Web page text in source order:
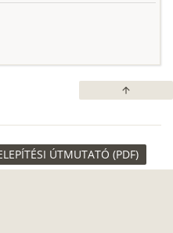
arrow_upward
ÚTMUTATÓ (PDF)